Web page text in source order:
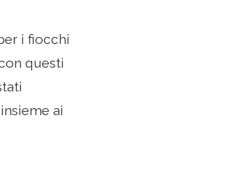
i fiocchi
questi
ai